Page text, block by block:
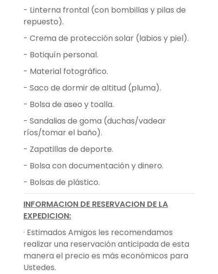
- Linterna frontal (con bombillas y pilas de
repuesto).
- Crema de protección solar (labios y piel).
- Botiquín personal.
- Material fotográfico.
- Saco de dormir de altitud (pluma).
- Bolsa de aseo y toalla.
- Sandalias de goma (duchas/vadear
ríos/tomar el baño).
- Zapatillas de deporte.
- Bolsa con documentación y dinero.
- Bolsas de plástico.
INFORMACION DE RESERVACION DE LA
EXPEDICION:
· Estimados Amigos les recomendamos
realizar una reservación anticipada de esta
manera el precio es más económicos para
Ustedes.